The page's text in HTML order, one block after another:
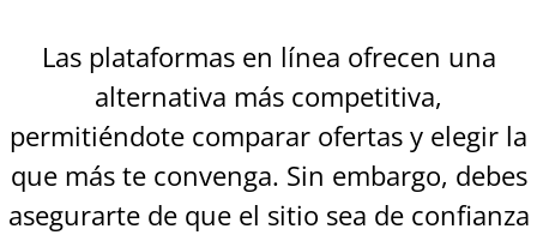
Las plataformas en línea ofrecen una
alternativa más competitiva,
permitiéndote comparar ofertas y elegir la
que más te convenga. Sin embargo, debes
asegurarte de que el sitio sea de confianza